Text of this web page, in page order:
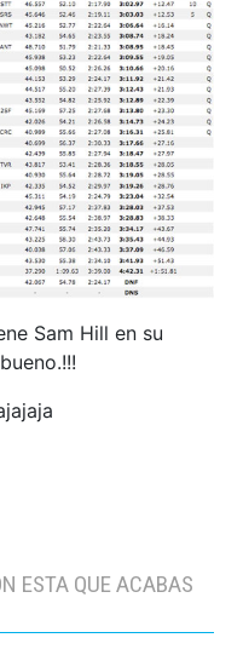
Sam Hill en su
ESTA QUE ACABAS